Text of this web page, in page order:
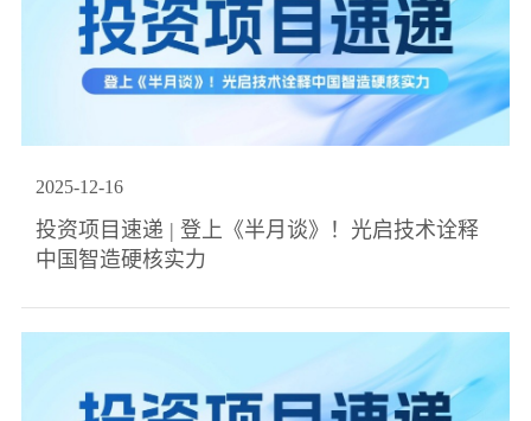
机构TOP20”两项专项榜单。母基金研究中心是中国国际科技促
进会母基金分会的官方研究平台，作为国内权威的母基金及股
权投资行业研究机构，自2017年成立以来，其年度榜单始终以
2025-12-16
投资项目速递 | 登上《半月谈》！光启技术诠释
中国智造硬核实力